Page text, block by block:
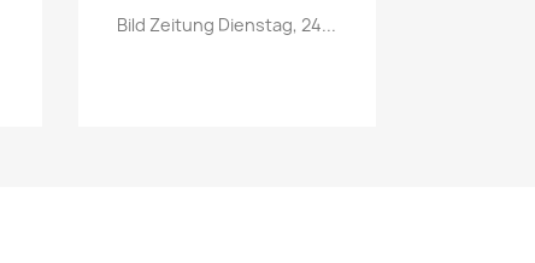
Vorschau
Bild Zeitung Dienstag, 24...